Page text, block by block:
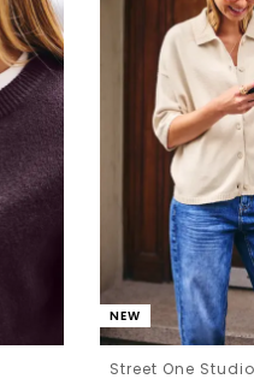
NEW
Street One Studio